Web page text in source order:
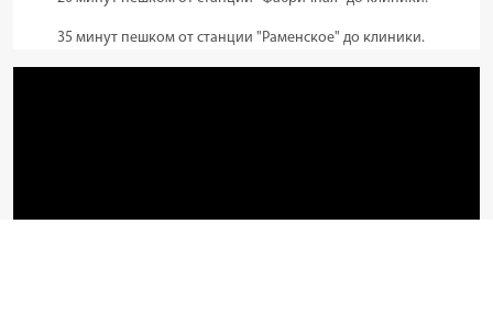
35 минут пешком от станции "Раменское" до клиники.